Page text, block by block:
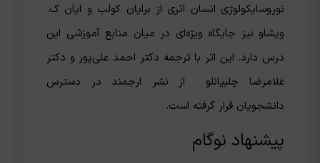
نوروسایکولوژی انسان اثری از برایان کولب و ایان ک.
ویشاو نیز جایگاه ویژه‌ای در میان منابع آموزشی این
درس دارد. این اثر با ترجمه‌ دکتر احمد علی‌پور و دکتر
غلامرضا چلبیانلو از نشر ارجمند در دسترس
دانشجویان قرار گرفته است.
پیشنهاد نوگام